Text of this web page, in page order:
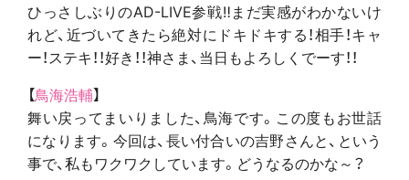
ひっさしぶりのAD-LIVE参戦‼まだ実感がわかないけ
れど、近づいてきたら絶対にドキドキする！相手！キャ
ー！ステキ！！好き！！神さま、当日もよろしくでーす！！
【鳥海浩輔】
舞い戻ってまいりました、鳥海です。この度もお世話
になります。今回は、長い付合いの吉野さんと、という
事で、私もワクワクしています。どうなるのかな～？